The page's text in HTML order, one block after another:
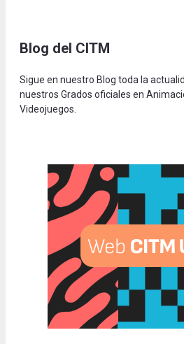
Blog del CITM
Sigue en nuestro Blog toda la
nuestros Grados oficiales en
Videojuegos.